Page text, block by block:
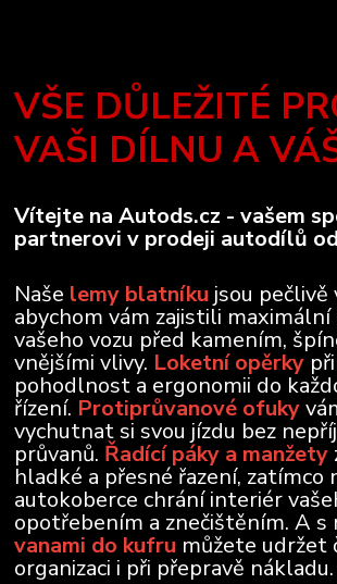
VŠE DŮLEŽITÉ
VAŠI DÍLNU A
Vítejte na Autods.cz - vašem
partnerovi v prodeji autodílů
Naše lemy blatníku jsou pečlivě
abychom vám zajistili maximální
vašeho vozu před kamením,
vnějšími vlivy. Loketní opěrky
pohodlnost a ergonomii do
řízení. Protiprůvanové ofuky
vychutnat si svou jízdu bez
průvanů. Řadící páky a manžety
hladké a přesné řazení, zatímco
autokoberce chrání interiér
opotřebením a znečištěním. A s
vanami do kufru můžete udržet
organizaci i při přepravě nákladu.